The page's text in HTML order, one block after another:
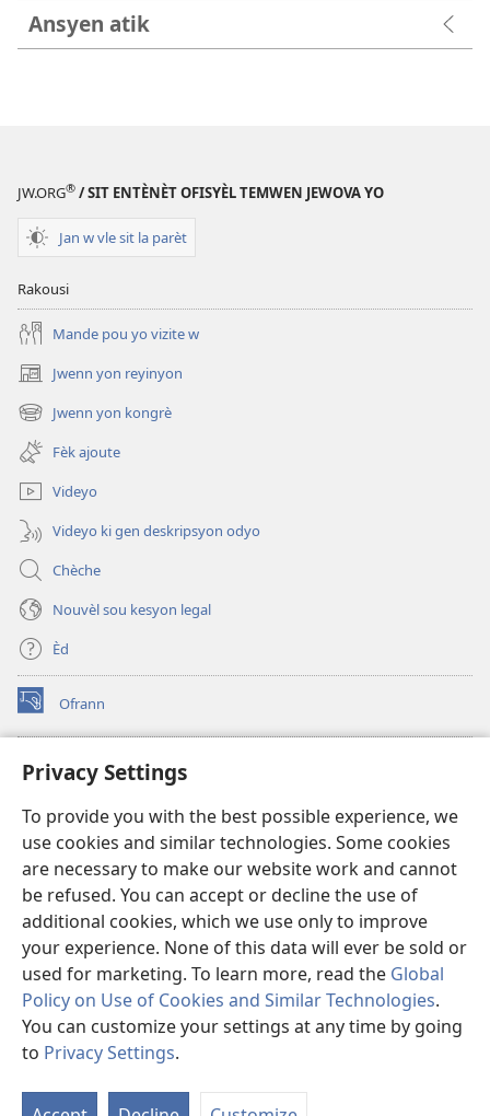
Privacy Settings
To provide you with the best possible experience, we
use cookies and similar technologies. Some cookies
are necessary to make our website work and cannot
be refused. You can accept or decline the use of
additional cookies, which we use only to improve
your experience. None of this data will ever be sold or
used for marketing. To learn more, read the Global
Policy on Use of Cookies and Similar Technologies.
You can customize your settings at any time by going
to Privacy Settings.
Ansyen atik
JW.ORG® / SIT ENTÈNÈT OFISYÈL TEMWEN JEWOVA YO
Jan w vle sit la parèt
Rakousi
Mande pou yo vizite w
Jwenn yon reyinyon
(opens
new
window)
Jwenn yon kongrè
(opens
new
window)
Fèk ajoute
Videyo
Videyo ki gen deskripsyon odyo
Chèche
Nouvèl sou kesyon legal
Èd
Ofrann
(opens
new
Bibliyotèk sou Entènèt
(opens
window)JW Hub
(opens
new
window)JW Library
Watchtower Library
Copyright© 2026 Watch Tower Bible and Tract Society of Pennsylvania.
RÈG POU W KA ITILIZE L|
PARAMÈT KONFIDANSYALITE